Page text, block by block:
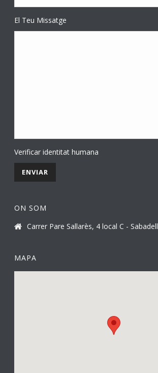
El Teu Missatge
Verificar identitat humana
ON SOM
Carrer Pare Sallarès, 4 local C - Sabadell
MAPA